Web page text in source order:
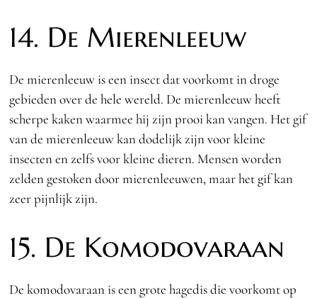
14. De Mierenleeuw
De mierenleeuw is een insect dat voorkomt in droge
gebieden over de hele wereld. De mierenleeuw heeft
scherpe kaken waarmee hij zijn prooi kan vangen. Het gif
van de mierenleeuw kan dodelijk zijn voor kleine
insecten en zelfs voor kleine dieren. Mensen worden
zelden gestoken door mierenleeuwen, maar het gif kan
zeer pijnlijk zijn.
15. De Komodovaraan
De komodovaraan is een grote hagedis die voorkomt op